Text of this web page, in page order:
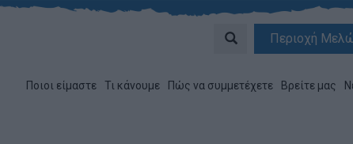
Περιοχή
Ποιοι είμαστε Τι κάνουμε Πώς να συμμετέχετε Βρείτε μας